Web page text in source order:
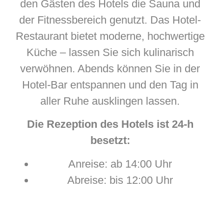
den Gästen des Hotels die Sauna und
der Fitnessbereich genutzt. Das Hotel-
Restaurant bietet moderne, hochwertige
Küche – lassen Sie sich kulinarisch
verwöhnen. Abends können Sie in der
Hotel-Bar entspannen und den Tag in
aller Ruhe ausklingen lassen.
Die Rezeption des Hotels ist 24-h
besetzt:
Anreise: ab 14:00 Uhr
Abreise: bis 12:00 Uhr